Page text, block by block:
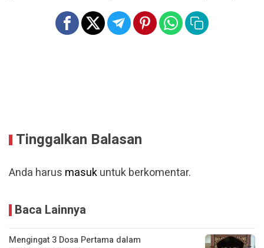
Kehidupan Manusia
8 Agustus 2026 - 11:29 WIB